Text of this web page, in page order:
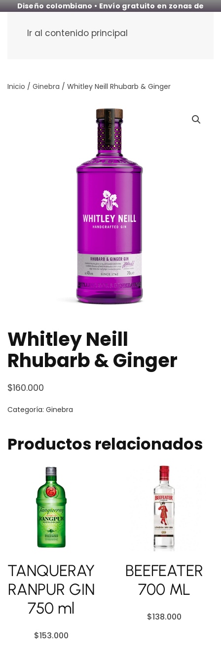
Diseño colombiano • Envío gratuito en zonas de
Ir al contenido principal
Inicio / Ginebra / Whitley Neill Rhubarb & Ginger
Whitley Neill
Rhubarb & Ginger
$160.000
Categoría: Ginebra
Productos relacionados
TANQUERAY
RANPUR GIN
750 ml
$153.000
BEEFEATER
700 ML
$138.000